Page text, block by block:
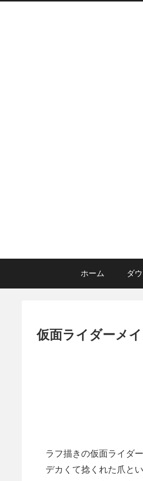
ホーム ダ
仮面ライダーメ
ラフ描きの仮面ライダー
デカくて捻くれた爪と